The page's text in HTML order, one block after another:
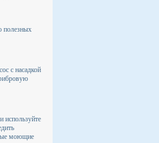
полезных
с насадкой
используйте
моющие